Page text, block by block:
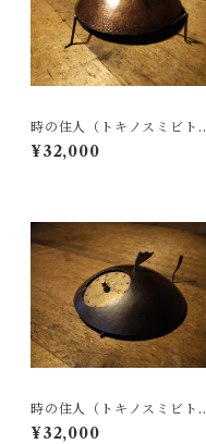
時の住人（トキノスミビト
ypeB 銅製時計
¥32,000
時の住人（トキノスミビト
ypeA 銅製時計
¥32,000